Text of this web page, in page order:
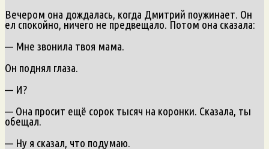
Вечером она дождалась, когда Дмитрий поужинает. Он
ел спокойно, ничего не предвещало. Потом она сказала:
— Мне звонила твоя мама.
Он поднял глаза.
— И?
— Она просит ещё сорок тысяч на коронки. Сказала, ты
обещал.
— Ну я сказал, что подумаю.